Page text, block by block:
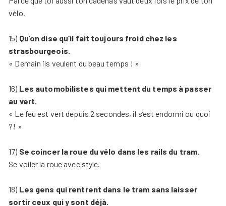
vélo.
15) Qu’on dise qu’il fait toujours froid chez les
strasbourgeois.
« Demain ils veulent du beau temps ! »
16) Les automobilistes qui mettent du temps à passer
au vert.
« Le feu est vert depuis 2 secondes, il s’est endormi ou quoi
?! »
17) Se coincer la roue du vélo dans les rails du tram.
Se voiler la roue avec style.
18) Les gens qui rentrent dans le tram sans laisser
sortir ceux qui y sont déjà.